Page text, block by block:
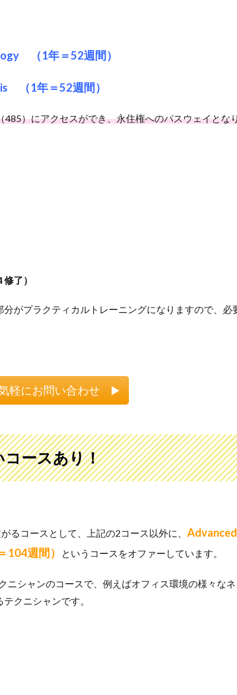
（1年＝52週間）
（1年＝52週間）
）にアクセスができ、永住権へのパスウェイとな
了）
がプラクティカルトレーニングになりますので、必
軽にお問い合わせ ▶️
コースあり！
るコースとして、上記の2コース以外に、
週間）
というコースをオファーしています。
シャンのコースで、例えばオフィス環境の様々な
クニシャンです。